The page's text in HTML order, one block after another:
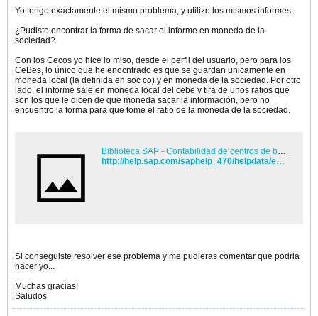
Yo tengo exactamente el mismo problema, y utilizo los mismos informes.
¿Pudiste encontrar la forma de sacar el informe en moneda de la
sociedad?
Con los Cecos yo hice lo miso, desde el perfil del usuario, pero para los
CeBes, lo único que he enocntrado es que se guardan unicamente en
moneda local (la definida en soc co) y en moneda de la sociedad. Por otro
lado, el informe sale en moneda local del cebe y tira de unos ratios que
son los que le dicen de que moneda sacar la información, pero no
encuentro la forma para que tome el ratio de la moneda de la sociedad.
Biblioteca SAP - Contabilidad de centros de beneficio (EC-PCA)
http://help.sap.com/saphelp_470/helpdata/es/eb/13811243c411d1896f0000e8322d00/frameset.htm
Si conseguiste resolver ese problema y me pudieras comentar que podria
hacer yo...
Muchas gracias!
Saludos